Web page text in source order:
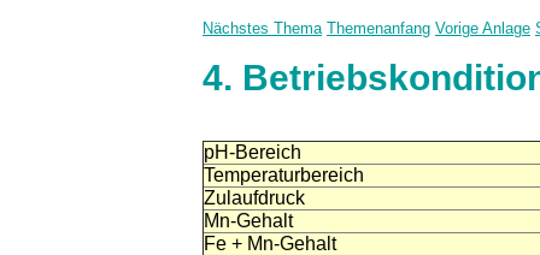
Nächstes Thema Themenanfang Vorige Anlage
4.
pH-Bereich
Temperaturbereich
Zulaufdruck
Mn-Gehalt
Fe + Mn-Gehalt